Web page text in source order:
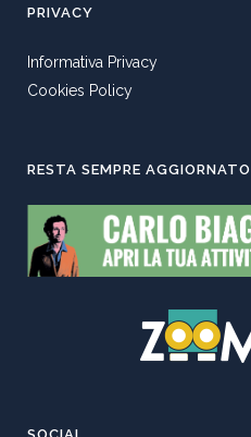
PRIVACY
Informativa Privacy
Cookies Policy
RESTA SEMPRE AGGIORNATO